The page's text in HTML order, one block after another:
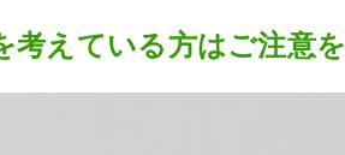
考えている方はご注意を